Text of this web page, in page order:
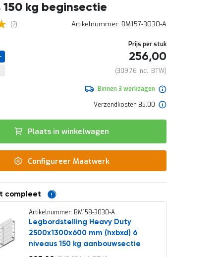
150 kg beginsectie
5 2beoordelingen Artikelnummer BM157-3030-A
Prijs per stuk
256,00
309,76
Binnen 3 werkdagen
Verzendkosten 85.00
Plaats in winkelwagen
Configureer Maatwerk
compleet
Artikelnummer: BM158-3030-A
Legbordstelling Heavy Duty
2500x1300x600 mm (hxbxd) 6
niveaus 150 kg aanbouwsectie